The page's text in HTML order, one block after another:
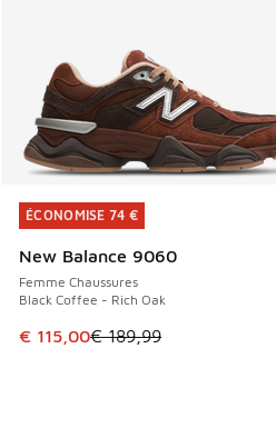
ÉCONOMISE 74 €
New Balance 9060
Femme Chaussures
Black Coffee - Rich Oak
Cet article est en promotion.
€ 115,00€ 189,99
ÉCONOMISE 74 €